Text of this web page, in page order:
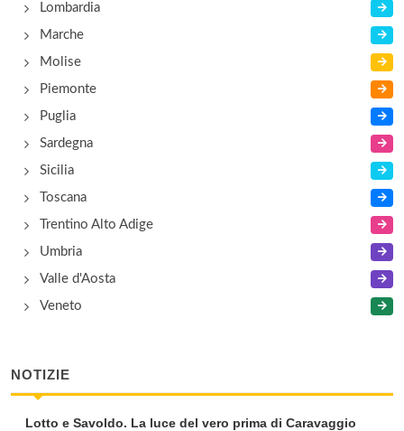
Lombardia
Marche
Molise
Piemonte
Puglia
Sardegna
Sicilia
Toscana
Trentino Alto Adige
Umbria
Valle d'Aosta
Veneto
NOTIZIE
Lotto e Savoldo. La luce del vero prima di Caravaggio